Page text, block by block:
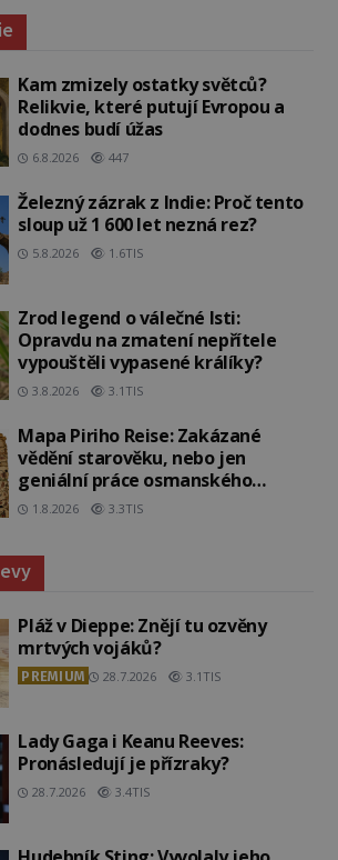
Kam zmizely ostatky světců?
Relikvie, které putují Evropou a
dodnes budí úžas
6.8.2026 447
Železný zázrak z Indie: Proč tento
sloup už 1 600 let nezná rez?
5.8.2026 1.6TIS
Zrod legend o válečné lsti:
Opravdu na zmatení nepřítele
vypouštěli vypasené králíky?
3.8.2026 3.1TIS
Mapa Piriho Reise: Zakázané
vědění starověku, nebo jen
geniální práce osmanského
admirála?
1.8.2026 3.3TIS
Pláž v Dieppe: Znějí tu ozvěny
mrtvých vojáků?
PREMIUM 28.7.2026 3.1TIS
Lady Gaga i Keanu Reeves:
Pronásledují je přízraky?
28.7.2026 3.4TIS